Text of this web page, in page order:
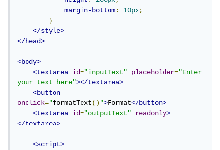
margin-bottom: 10px;
}
</style>
</head>
<body>
<textarea
id="inputText" placeholder="Enter
your text here"></textarea>
<button
onclick="formatText()">Format</button>
<textarea
id="outputText" readonly>
</textarea>
<script>